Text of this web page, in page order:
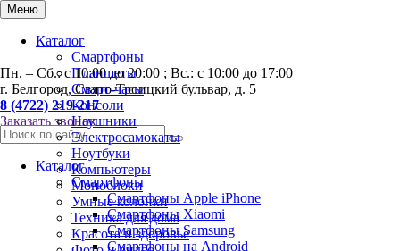
Меню
Каталог
Смартфоны
Планшеты
Смарт-часы
Консоли
Наушники
Электросамокаты
Ноутбуки
Компьютеры
Моноблоки
Умные колонки
Техника для дома
Красота и здоровье
0
Пн. – Сб.: с 10:00 до 20:00 ; Вс.: с 10:00 до 17:00
г. Белгород, Свято-Троицкий бульвар, д. 5
8 (4722) 219-217
Заказать звонок
Каталог
Смартфоны
Смартфоны Apple iPhone
Смартфоны Хiaomi
Смартфоны Samsung
Смартфоны на Android